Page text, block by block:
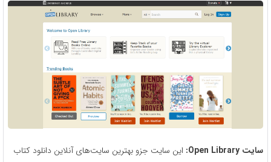
سایت Open Library:
این سایت جزو بهترین سایت‌های آنلاین دانلود کتاب